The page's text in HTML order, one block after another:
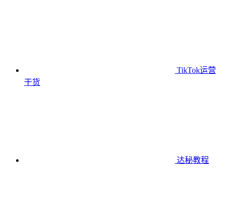
TikTok运营
干货
达秘教程